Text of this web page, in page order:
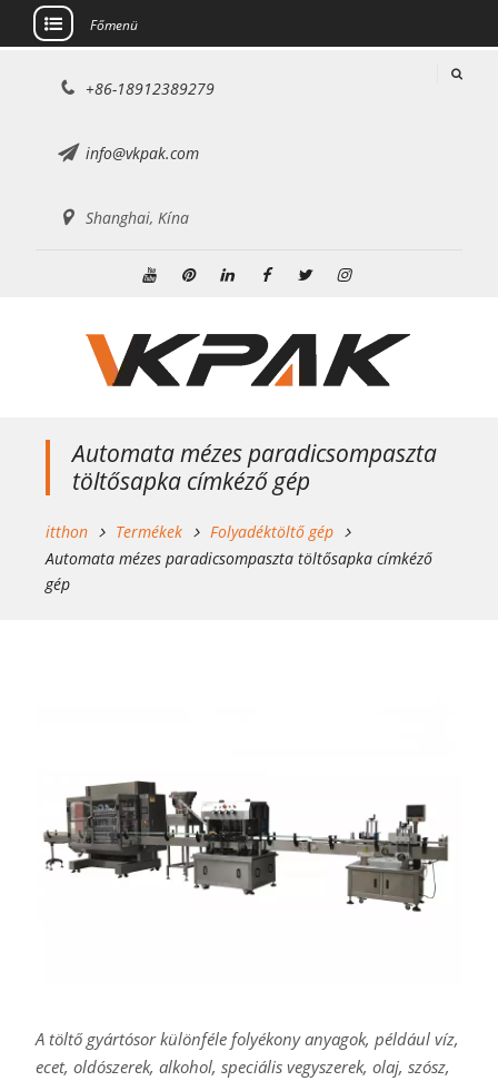
Főmenü
+86-18912389279
info@vkpak.com
Shanghai, Kína
Automata mézes paradicsompaszta
töltősapka címkéző gép
itthon Termékek
Folyadéktöltő gép
Automata mézes paradicsompaszta töltősapka címkéző
gép
A töltő gyártósor különféle folyékony anyagok, például víz,
ecet, oldószerek, alkohol, speciális vegyszerek, olaj, szósz,